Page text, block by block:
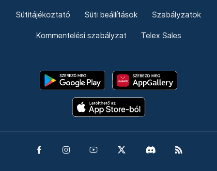
Sütitájékoztató Süti beállítások Szabályzatok
Kommentelési szabályzat Telex Sales